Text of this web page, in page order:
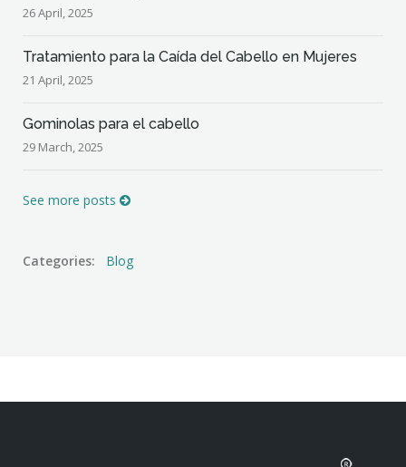
26 April, 2025
Tratamiento para la Caída del Cabello en Mujeres
21 April, 2025
Gominolas para el cabello
29 March, 2025
See more posts
Categories: Blog